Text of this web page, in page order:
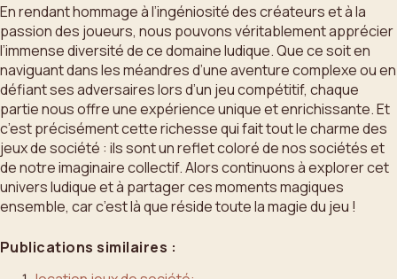
En rendant hommage à l’ingéniosité des créateurs et à la
passion des joueurs, nous pouvons véritablement apprécier
l’immense diversité de ce domaine ludique. Que ce soit en
naviguant dans les méandres d’une aventure complexe ou en
défiant ses adversaires lors d’un jeu compétitif, chaque
partie nous offre une expérience unique et enrichissante. Et
c’est précisément cette richesse qui fait tout le charme des
jeux de société : ils sont un reflet coloré de nos sociétés et
de notre imaginaire collectif. Alors continuons à explorer cet
univers ludique et à partager ces moments magiques
ensemble, car c’est là que réside toute la magie du jeu !
Publications similaires :